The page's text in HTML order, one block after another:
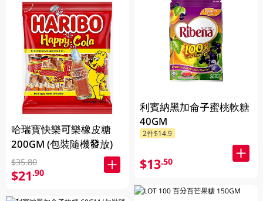
哈瑞寳快樂可樂橡皮糖
200GM (包裝隨機發放)
$35.80
$21.90
利賓納黑加侖子蜜桃軟糖
40GM
2件$14.9
$13.50